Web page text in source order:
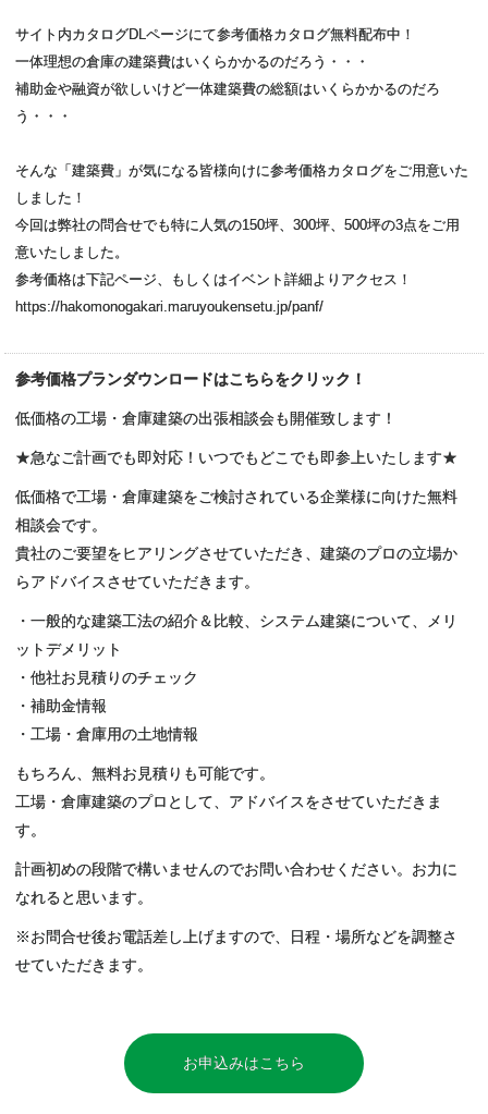
サイト内カタログDLページにて参考価格カタログ無料配布中！
一体理想の倉庫の建築費はいくらかかるのだろう・・・
補助金や融資が欲しいけど一体建築費の総額はいくらかかるのだろ
う・・・
そんな「建築費」が気になる皆様向けに参考価格カタログをご用意いた
しました！
今回は弊社の問合せでも特に人気の150坪、300坪、500坪の3点をご用
意いたしました。
参考価格は下記ページ、もしくはイベント詳細よりアクセス！
https://hakomonogakari.maruyoukensetu.jp/panf/
参考価格プランダウンロードはこちらをクリック！
低価格の工場・倉庫建築の出張相談会も開催致します！
★急なご計画でも即対応！いつでもどこでも即参上いたします★
低価格で工場・倉庫建築をご検討されている企業様に向けた無料
相談会です。
貴社のご要望をヒアリングさせていただき、建築のプロの立場か
らアドバイスさせていただきます。
・一般的な建築工法の紹介＆比較、システム建築について、メリ
ットデメリット
・他社お見積りのチェック
・補助金情報
・工場・倉庫用の土地情報
もちろん、無料お見積りも可能です。
工場・倉庫建築のプロとして、アドバイスをさせていただきま
す。
計画初めの段階で構いませんのでお問い合わせください。お力に
なれると思います。
※お問合せ後お電話差し上げますので、日程・場所などを調整さ
せていただきます。
お申込みはこちら